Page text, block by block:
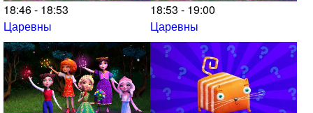
18:46 - 18:53
Царевны
18:53 - 19:00
Царевны